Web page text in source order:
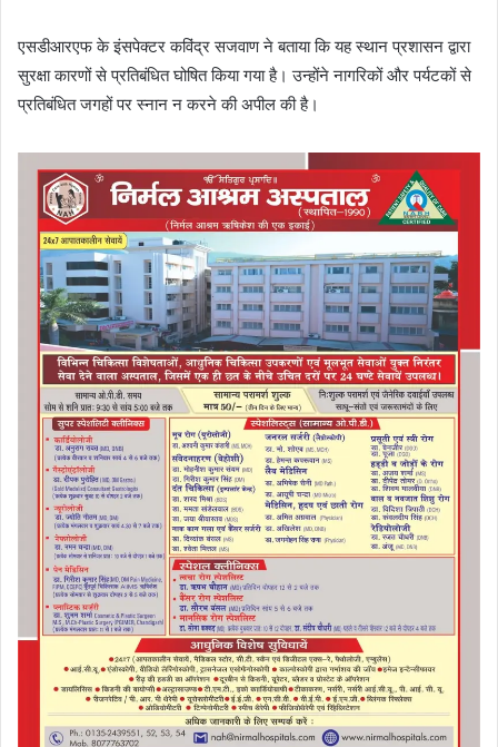
एसडीआरएफ के इंसपेक्टर कविंद्र सजवाण ने बताया कि यह स्थान प्रशासन द्वारा
सुरक्षा कारणों से प्रतिबंधित घोषित किया गया है। उन्होंने नागरिकों और पर्यटकों से
प्रतिबंधित जगहों पर स्नान न करने की अपील की है।